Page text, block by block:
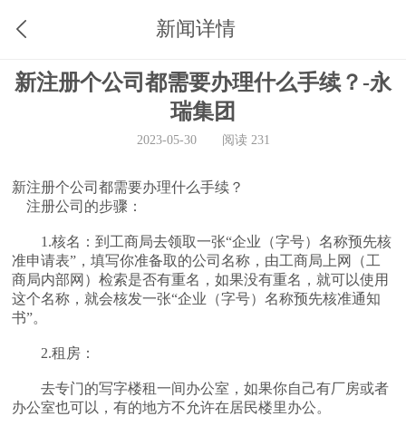
新闻详情
新注册个公司都需要办理什么手续？-永
瑞集团
2023-05-30 阅读 231
新注册个公司都需要办理什么手续？
注册公司的步骤：
1.核名：到工商局去领取一张“企业（字号）名称预先核
准申请表”，填写你准备取的公司名称，由工商局上网（工
商局内部网）检索是否有重名，如果没有重名，就可以使用
这个名称，就会核发一张“企业（字号）名称预先核准通知
书”。
2.租房：
去专门的写字楼租一间办公室，如果你自己有厂房或者
办公室也可以，有的地方不允许在居民楼里办公。